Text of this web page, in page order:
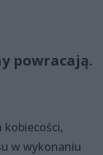
powracają.
w wykonaniu